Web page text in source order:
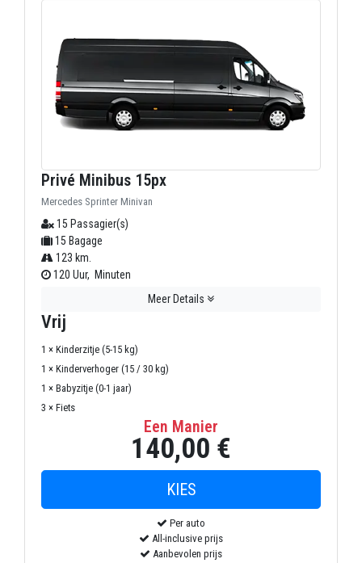
Privé Minibus 15px
Mercedes Sprinter Minivan
15 Passagier(s)
15 Bagage
123 km.
120 Uur, Minuten
Meer Details
Vrij
1 × Kinderzitje (5-15 kg)
1 × Kinderverhoger (15 / 30 kg)
1 × Babyzitje (0-1 jaar)
3 × Fiets
Een Manier
140,00 €
Per auto
All-inclusive prijs
Aanbevolen prijs